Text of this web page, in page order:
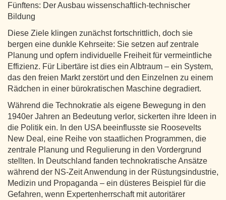
Fünftens: Der Ausbau wissenschaftlich-technischer
Bildung
Diese Ziele klingen zunächst fortschrittlich, doch sie
bergen eine dunkle Kehrseite: Sie setzen auf zentrale
Planung und opfern individuelle Freiheit für vermeintliche
Effizienz. Für Libertäre ist dies ein Albtraum – ein System,
das den freien Markt zerstört und den Einzelnen zu einem
Rädchen in einer bürokratischen Maschine degradiert.
Während die Technokratie als eigene Bewegung in den
1940er Jahren an Bedeutung verlor, sickerten ihre Ideen in
die Politik ein. In den USA beeinflusste sie Roosevelts
New Deal, eine Reihe von staatlichen Programmen, die
zentrale Planung und Regulierung in den Vordergrund
stellten. In Deutschland fanden technokratische Ansätze
während der NS-Zeit Anwendung in der Rüstungsindustrie,
Medizin und Propaganda – ein düsteres Beispiel für die
Gefahren, wenn Expertenherrschaft mit autoritärer